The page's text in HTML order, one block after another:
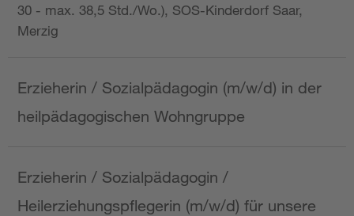
30 - max. 38,5 Std./Wo.), SOS-Kinderdorf Saar,
Merzig
Erzieherin / Sozialpädagogin (m/w/d) in der
heilpädagogischen Wohngruppe
Erzieherin / Sozialpädagogin /
Heilerziehungspflegerin (m/w/d) für unsere